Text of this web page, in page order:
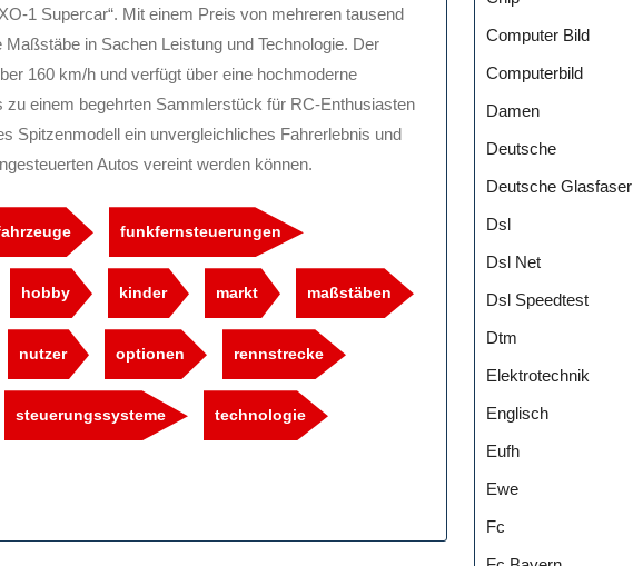
1 Supercar“. Mit einem Preis von mehreren tausend
in Sachen Leistung und Technologie. Der
160 km/h und verfügt über eine hochmoderne
einem begehrten Sammlerstück für RC-Enthusiasten
Spitzenmodell ein unvergleichliches Fahrerlebnis und
Autos vereint werden können.
funkfernsteuerungen
hobby kinder markt maßstäben
nutzer optionen rennstrecke
steuerungssysteme technologie
Computer Bild
Computerbild
Damen
Deutsche
Deutsche Glasfaser
Dsl
Dsl Net
Dsl Speedtest
Dtm
Elektrotechnik
Englisch
Eufh
Ewe
Fc